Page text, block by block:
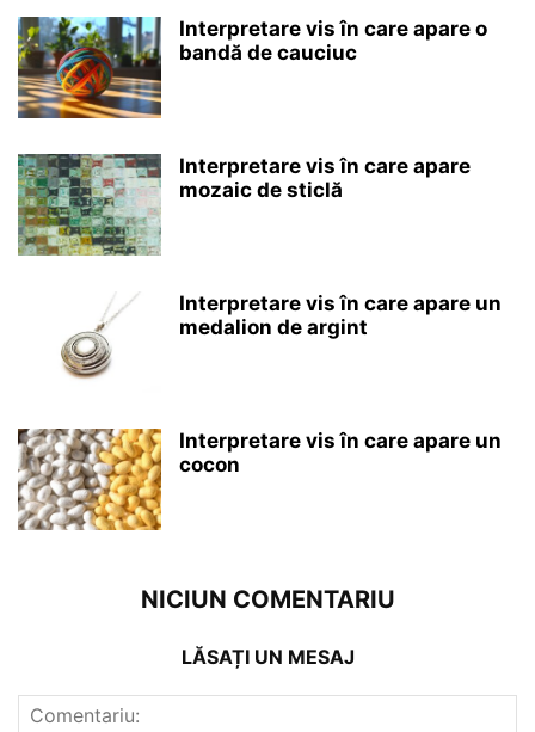
Interpretare vis în care apare o
bandă de cauciuc
Interpretare vis în care apare
mozaic de sticlă
Interpretare vis în care apare un
medalion de argint
Interpretare vis în care apare un
cocon
NICIUN COMENTARIU
LĂSAȚI UN MESAJ